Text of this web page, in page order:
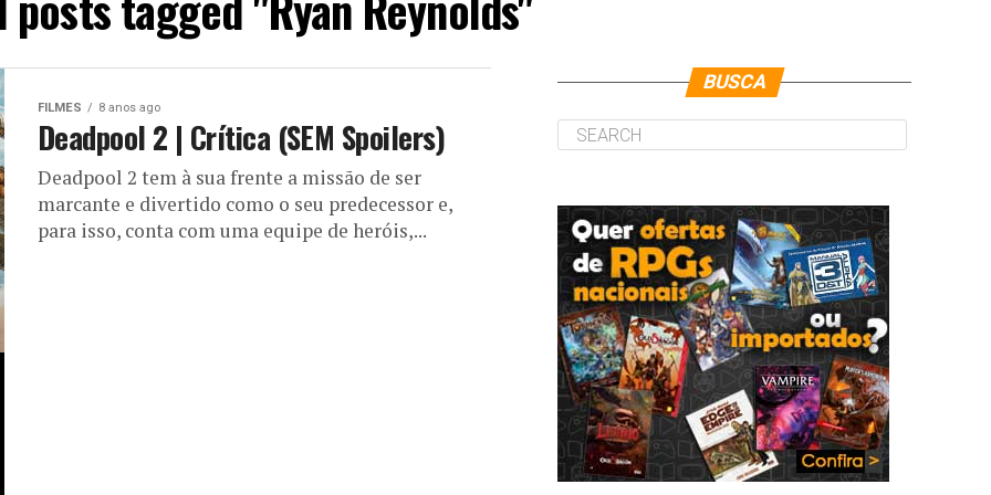
FILMES 8 anos ago
Deadpool 2 | Crítica (SEM Spoilers)
Deadpool 2 tem à sua frente a missão de ser
marcante e divertido como o seu predecessor e,
para isso, conta com uma equipe de heróis,...
BUSCA